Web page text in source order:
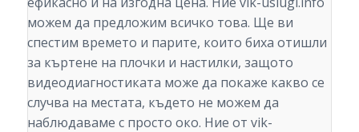
можем да предложим всичко това. Ще ви
спестим времето и парите, които биха отишли
за къртене на плочки и настилки, защото
видеодиагностиката може да покаже какво се
случва на местата, където не можем да
наблюдаваме с просто око. Ние от vik-